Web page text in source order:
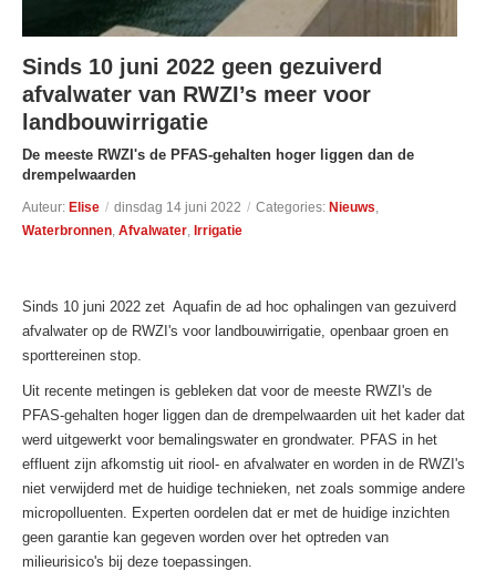
Sinds 10 juni 2022 geen gezuiverd
afvalwater van RWZI’s meer voor
landbouwirrigatie
De meeste RWZI's de PFAS-gehalten hoger liggen dan de
drempelwaarden
Auteur: Elise / dinsdag 14 juni 2022 / Categories: Nieuws
Waterbronnen Afvalwater Irrigatie
Sinds 10 juni 2022 zet Aquafin de ad hoc ophalingen van gezuiverd
afvalwater op de RWZI's voor landbouwirrigatie, openbaar groen en
sporttereinen stop.
Uit recente metingen is gebleken dat voor de meeste RWZI's de
PFAS-gehalten hoger liggen dan de drempelwaarden uit het kader dat
werd uitgewerkt voor bemalingswater en grondwater. PFAS in het
effluent zijn afkomstig uit riool- en afvalwater en worden in de RWZI's
niet verwijderd met de huidige technieken, net zoals sommige andere
micropolluenten. Experten oordelen dat er met de huidige inzichten
geen garantie kan gegeven worden over het optreden van
milieurisico's bij deze toepassingen.